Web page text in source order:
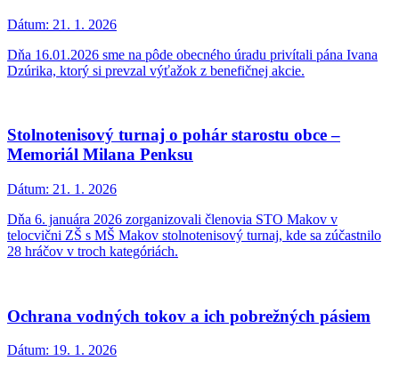
Dátum: 21. 1. 2026
Dňa 16.01.2026 sme na pôde obecného úradu privítali pána Ivana
Dzúrika, ktorý si prevzal výťažok z benefičnej akcie.
Stolnotenisový turnaj o pohár starostu obce –
Memoriál Milana Penksu
Dátum: 21. 1. 2026
Dňa 6. januára 2026 zorganizovali členovia STO Makov v
telocvični ZŠ s MŠ Makov stolnotenisový turnaj, kde sa zúčastnilo
28 hráčov v troch kategóriách.
Ochrana vodných tokov a ich pobrežných pásiem
Dátum: 19. 1. 2026